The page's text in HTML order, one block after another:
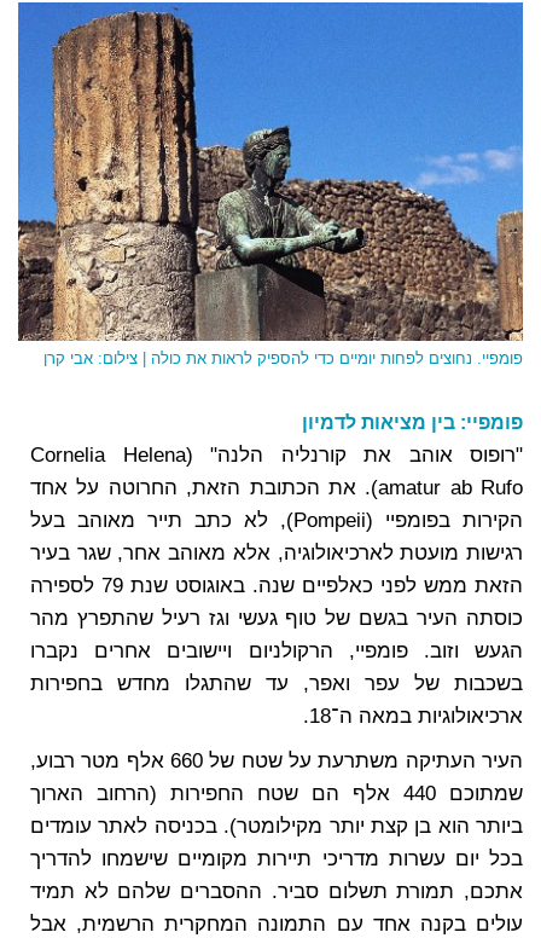
פומפיי. נחוצים לפחות יומיים כדי להספיק לראות את כולה | צילום: אבי קרן
פומפיי: בין מציאות לדמיון
"רופוס אוהב את קורנליה הלנה" (Cornelia Helena
amatur ab Rufo). את הכתובת הזאת, החרוטה על אחד
הקירות בפומפיי (Pompeii), לא כתב תייר מאוהב בעל
רגישות מועטת לארכיאולוגיה, אלא מאוהב אחר, שגר בעיר
הזאת ממש לפני כאלפיים שנה. באוגוסט שנת 79 לספירה
כוסתה העיר בגשם של טוף געשי וגז רעיל שהתפרץ מהר
הגעש וזוב. פומפיי, הרקולניום ויישובים אחרים נקברו
בשכבות של עפר ואפר, עד שהתגלו מחדש בחפירות
ארכיאולוגיות במאה ה־18.
העיר העתיקה משתרעת על שטח של 660 אלף מטר רבוע,
שמתוכם 440 אלף הם שטח החפירות (הרחוב הארוך
ביותר הוא בן קצת יותר מקילומטר). בכניסה לאתר עומדים
בכל יום עשרות מדריכי תיירות מקומיים שישמחו להדריך
אתכם, תמורת תשלום סביר. ההסברים שלהם לא תמיד
עולים בקנה אחד עם התמונה המחקרית הרשמית, אבל